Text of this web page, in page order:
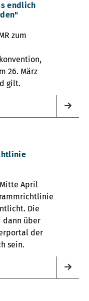
endlich
zum
26. März
gilt.
April
Die
dann über
der
sein.